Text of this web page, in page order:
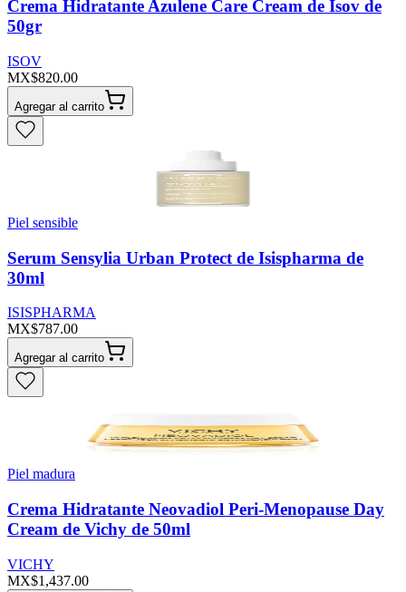
Crema Hidratante Azulene Care Cream de Isov de
50gr
ISOV
MX$820.00
Agregar al carrito
Piel sensible
Serum Sensylia Urban Protect de Isispharma de
30ml
ISISPHARMA
MX$787.00
Agregar al carrito
Piel madura
Crema Hidratante Neovadiol Peri-Menopause Day
Cream de Vichy de 50ml
VICHY
MX$1,437.00